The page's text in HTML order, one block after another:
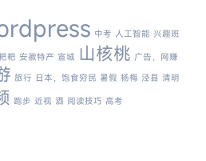
中考 人工智能 兴趣班
粑 安徽特产 宣城 山核桃 广告，网赚
旅行 日本，饱食穷民 暑假 杨梅 泾县 清明
跑步 近视 酒 阅读技巧 高考